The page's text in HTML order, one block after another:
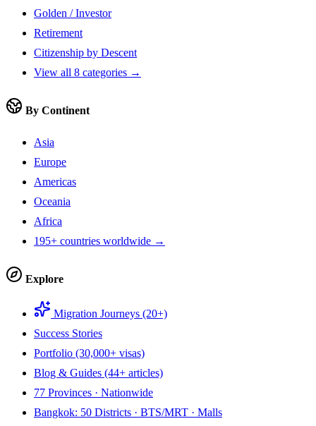
Golden / Investor
Retirement
Citizenship by Descent
View all 8 categories →
By Continent
Asia
Europe
Americas
Oceania
Africa
195+ countries worldwide →
Explore
Migration Journeys (20+)
Success Stories
Portfolio (30,000+ visas)
Blog & Guides (44+ articles)
77 Provinces · Nationwide
Bangkok: 50 Districts · BTS/MRT · Malls